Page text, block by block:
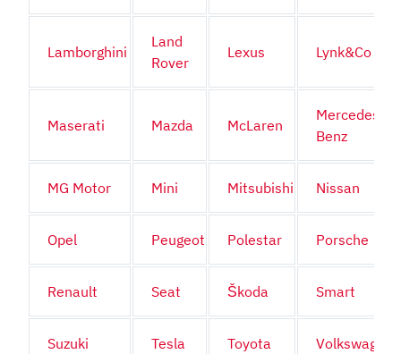
Lamborghini
Land
Rover
Lexus Lynk&Co
Maserati Mazda McLaren
Mercedes-
Benz
MG Motor Mini Mitsubishi Nissan
Opel Peugeot Polestar Porsche
Renault Seat Škoda Smart
Suzuki Tesla Toyota Volkswagen